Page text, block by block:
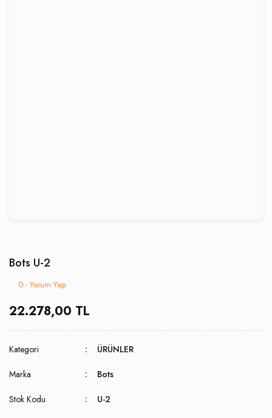
Bots U-2
0 - Yorum Yap
22.278,00 TL
Kategori ÜRÜNLER
Marka Bots
Stok Kodu U-2